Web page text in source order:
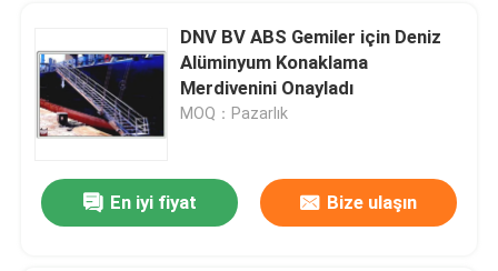
DNV BV ABS Gemiler için Deniz
Alüminyum Konaklama
Merdivenini Onayladı
MOQ：Pazarlık
En iyi fiyat Bize ulaşın